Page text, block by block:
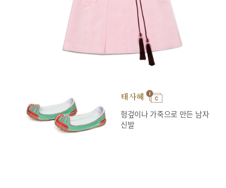
태사혜
헝겊이나 가죽으로 만든 남자
신발